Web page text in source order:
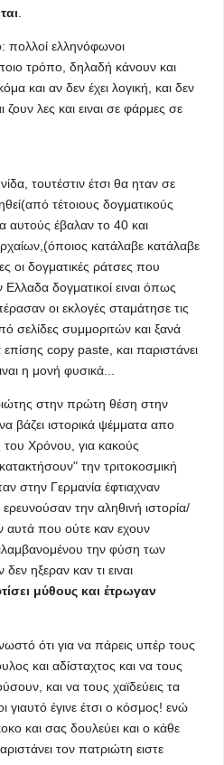
πολλοί ελληνόφωνοι
τρόπο, δηλαδή κάνουν και
και αν δεν έχει λογική, και δεν
ζουν λες και ειναι σε φάρμες σε
τουτέστιν έτσι θα ηταν σε
τέτοιους δογματικούς
αυτούς έβαλαν το 40 και
κατάλαβε κατάλαβε
οι δογματικές ράτσες που
Ελλαδα δογματικοί ειναι όπως
οι εκλογές σταμάτησε τις
σελίδες συμμοριτών και ξανά
επίσης copy paste, και παριστάνει
η μονή φυσικά...
στην πρώτη θέση στην
βάζει ιστορικά ψέμματα απο
Χρόνου, για κακούς
την τριτοκοσμική
στην Γερμανία έφτιαχναν
την αληθινή ιστορία/
αυτά που ούτε καν εχουν
την φύση των
ηξεραν καν τι ειναι
μύθους και έτρωγαν
ότι για να πάρεις υπέρ τους
και αδίσταχτος και να τους
και να τους χαϊδεύεις τα
γιαυτό έγινε έτσι ο κόσμος! ενώ
και σας δουλεύει και ο κάθε
τον πατριώτη ειστε